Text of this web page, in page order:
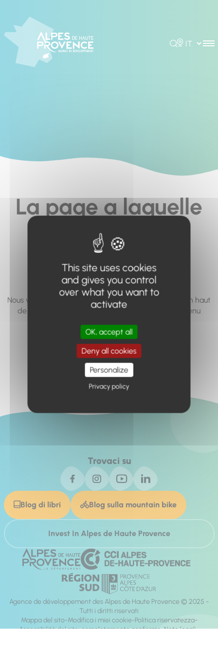
Rechercher
Choisir la
La page a laquelle
vous cherchez à
accéder n'existe
pas... ou plus.
Nous vous invitons à utiliser le moteur de recherche en haut
de page, ou à utiliser le menu pour trouver le contenu
Retour à l'accueil
Trovaci su
Blog di libri Blog sulla mountain bike
Invest In Alpes de Haute Provence
Agence de développement des Alpes de Haute Provence © 2025 -
Tutti i diritti riservati
Mappa del sito Modifica i miei cookie Politica riservatezza
Accessibilità del sito: completamente conforme Note legali
This site uses cookies
and gives you control
over what you want to
activate
OK, accept all
Deny all cookies
Personalize
Privacy policy